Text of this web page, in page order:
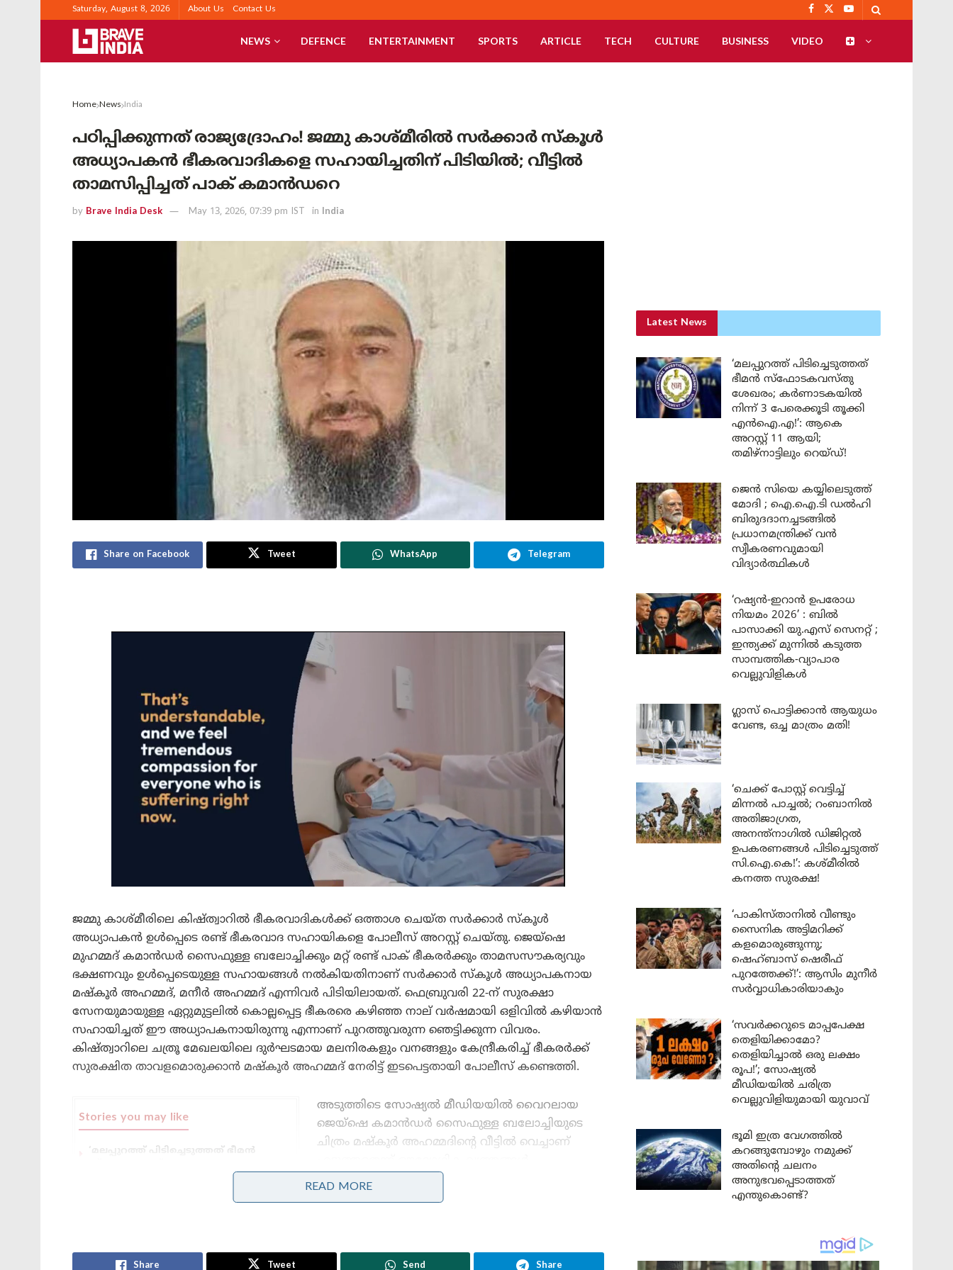
Saturday, August 8, 2026 About Us Contact Us
NEWS DEFENCE ENTERTAINMENT SPORTS ARTICLE TECH CULTURE BUSINESS VIDEO
Home News India
പഠിപ്പിക്കുന്നത് രാജ്യദ്രോഹം! ജമ്മു കാശ്മീരിൽ സർക്കാർ സ്കൂൾ
അധ്യാപകൻ ഭീകരവാദികളെ സഹായിച്ചതിന് പിടിയിൽ; വീട്ടിൽ
താമസിപ്പിച്ചത് പാക് കമാൻഡറെ
by Brave India Desk May 13, 2026, 07:39 pm IST in India
Share on Facebook Tweet WhatsApp Telegram
ജമ്മു കാശ്മീരിലെ കിഷ്ത്വാറിൽ ഭീകരവാദികൾക്ക് ഒത്താശ ചെയ്ത സർക്കാർ സ്കൂൾ
അധ്യാപകൻ ഉൾപ്പെടെ രണ്ട് ഭീകരവാദ സഹായികളെ പോലീസ് അറസ്റ്റ് ചെയ്തു. ജെയ്‌ഷെ
മുഹമ്മദ് കമാൻഡർ സൈഫുള്ള ബലോച്ചിക്കും മറ്റ് രണ്ട് പാക് ഭീകരർക്കും താമസസൗകര്യവും
ഭക്ഷണവും ഉൾപ്പെടെയുള്ള സഹായങ്ങൾ നൽകിയതിനാണ് സർക്കാർ സ്കൂൾ അധ്യാപകനായ
മഷ്കൂർ അഹമ്മദ്, മനീർ അഹമ്മദ് എന്നിവർ പിടിയിലായത്. ഫെബ്രുവരി 22-ന് സുരക്ഷാ
സേനയുമായുള്ള ഏറ്റുമുട്ടലിൽ കൊല്ലപ്പെട്ട ഭീകരരെ കഴിഞ്ഞ നാല് വർഷമായി ഒളിവിൽ കഴിയാൻ
സഹായിച്ചത് ഈ അധ്യാപകനായിരുന്നു എന്നാണ് പുറത്തുവരുന്ന ഞെട്ടിക്കുന്ന വിവരം.
കിഷ്ത്വാറിലെ ചത്രൂ മേഖലയിലെ ദുർഘടമായ മലനിരകളും വനങ്ങളും കേന്ദ്രീകരിച്ച് ഭീകരർക്ക്
സുരക്ഷിത താവളമൊരുക്കാൻ മഷ്കൂർ അഹമ്മദ് നേരിട്ട് ഇടപെട്ടതായി പോലീസ് കണ്ടെത്തി.
Stories you may like
‘മലപ്പുറത്ത് പിടിച്ചെടുത്തത് ഭീമൻ
കർണാടകയിൽ നിന്ന് 3 പേരെക്കൂടി
ആയി; തമിഴ്‌നാട്ടിലും റെയ്ഡ്!
വിദ്യാർത്ഥികൾ
അടുത്തിടെ സോഷ്യൽ മീഡിയയിൽ വൈറലായ
ജെയ്‌ഷെ കമാൻഡർ സൈഫുള്ള ബലോച്ചിയുടെ
ചിത്രം മഷ്കൂർ അഹമ്മദിന്റെ വീട്ടിൽ വെച്ചാണ്
സ്ഥിരീകരിച്ചു. നോട്ടുകൾ കൊണ്ടുള്ള മാലയണിഞ്ഞ്
നിൽക്കുന്ന ഭീകരന്റെ ചിത്രമാണ് ഇയാളുടെ വീട്ടിൽ
2009-ലാണ് സർവീസിൽ സ്ഥിരപ്പെടുത്തിയത്.
READ MORE
Share Tweet Send Share
Latest News
‘മലപ്പുറത്ത് പിടിച്ചെടുത്തത്
ഭീമൻ സ്ഫോടകവസ്തു
ശേഖരം; കർണാടകയിൽ
നിന്ന് 3 പേരെക്കൂടി തൂക്കി
എൻഐ.എ!’: ആകെ
അറസ്റ്റ് 11 ആയി;
തമിഴ്‌നാട്ടിലും റെയ്ഡ്!
ജെൻ സിയെ കയ്യിലെടുത്ത്
മോദി ; ഐ.ഐ.ടി ഡൽഹി
ബിരുദദാനച്ചടങ്ങിൽ
പ്രധാനമന്ത്രിക്ക് വൻ
സ്വീകരണവുമായി
വിദ്യാർത്ഥികൾ
‘റഷ്യൻ-ഇറാൻ ഉപരോധ
നിയമം 2026’ : ബിൽ
പാസാക്കി യു.എസ് സെനറ്റ് ;
ഇന്ത്യക്ക് മുന്നിൽ കടുത്ത
സാമ്പത്തിക-വ്യാപാര
വെല്ലുവിളികൾ
ഗ്ലാസ് പൊട്ടിക്കാൻ ആയുധം
വേണ്ട, ഒച്ച മാത്രം മതി!
‘ചെക്ക് പോസ്റ്റ് വെട്ടിച്ച്
മിന്നൽ പാച്ചൽ; റംബാനിൽ
അതിജാഗ്രത,
അനന്ത്നാഗിൽ ഡിജിറ്റൽ
ഉപകരണങ്ങൾ പിടിച്ചെടുത്ത്
സി.ഐ.കെ!’: കശ്മീരിൽ
കനത്ത സുരക്ഷ!
‘പാകിസ്താനിൽ വീണ്ടും
സൈനിക അട്ടിമറിക്ക്
കളമൊരുങ്ങുന്നു;
ഷെഹ്ബാസ് ഷെരീഫ്
പുറത്തേക്ക്!’: ആസിം മുനീർ
സർവ്വാധികാരിയാകും
‘സവർക്കറുടെ മാപ്പപേക്ഷ
തെളിയിക്കാമോ?
തെളിയിച്ചാൽ ഒരു ലക്ഷം
രൂപ!’; സോഷ്യൽ
മീഡിയയിൽ ചരിത്ര
വെല്ലുവിളിയുമായി യുവാവ്
ഭൂമി ഇത്ര വേഗത്തിൽ
കറങ്ങുമ്പോഴും നമുക്ക്
അതിന്റെ ചലനം
അനുഭവപ്പെടാത്തത്
എന്തുകൊണ്ട്?